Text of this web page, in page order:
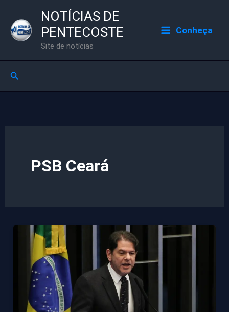
para
NOTÍCIAS DE
PENTECOSTE
Site de notícias
Conheça
Pesquisar
PSB Ceará